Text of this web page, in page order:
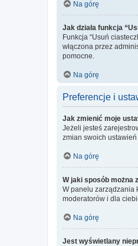
Na górę
Jak działa funkcja
Funkcja “Usuń
włączona przez
pomocne.
Na górę
Preferencje i
Jak zmienić moje
Jeżeli jesteś
zmian swoich
Na górę
W jaki sposób można
W panelu zarządzania
moderatorów i dla
Na górę
Jest wyświetlany